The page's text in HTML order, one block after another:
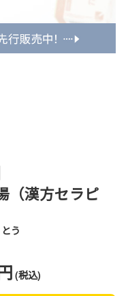
（漢方セラピ
う
(税込)